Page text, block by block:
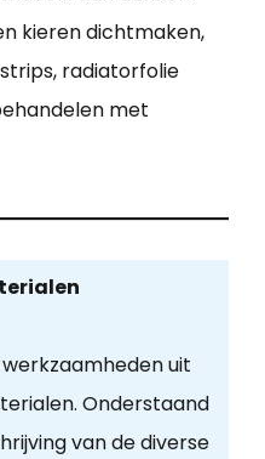
kieren dichtmaken,
radiatorfolie
met
uit
Onderstaand
van de diverse